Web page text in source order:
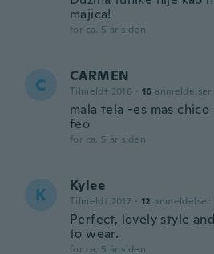
majica!
for ca. 5 år siden
C CARMEN
Tilmeldt 2016 · 16 anmeldelser
mala tela -es mas
feo
for ca. 5 år siden
K Kylee
Tilmeldt 2017 · 12 anmeldelser
Perfect, lovely style
to wear.
for ca. 5 år siden